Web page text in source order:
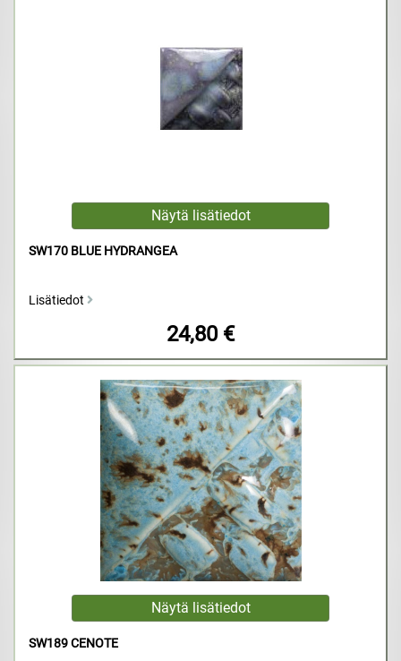
SW170 BLUE HYDRANGEA
Lisätiedot
24,80 €
SW189 CENOTE